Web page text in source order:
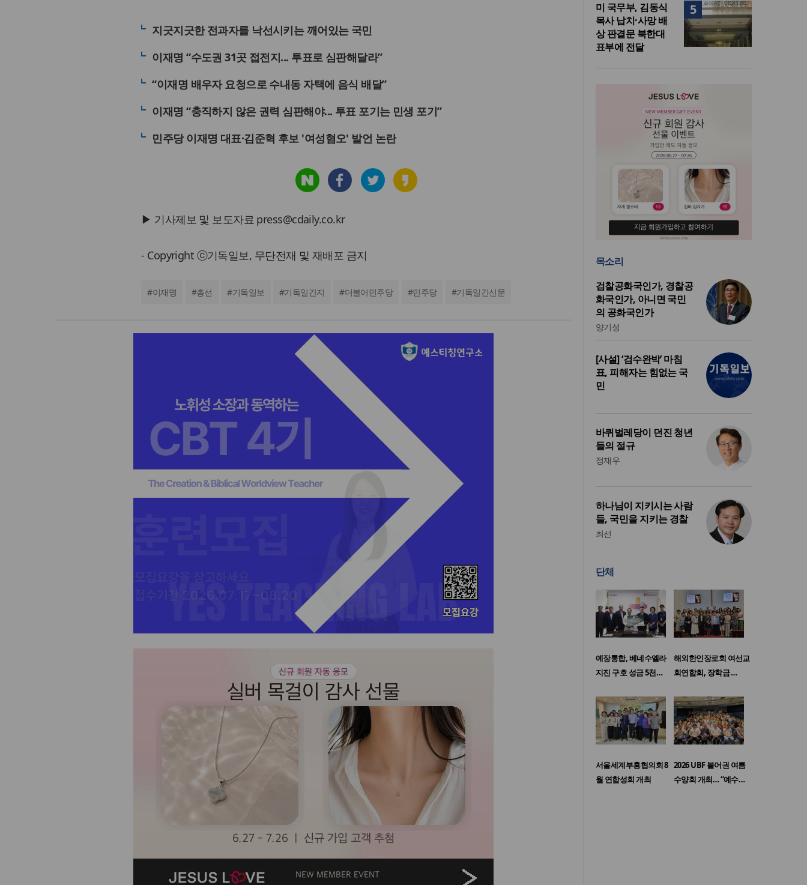
지긋지긋한 전과자를 낙선시키는 깨어있는 국민
이재명 “수도권 31곳 접전지... 투표로 심판해달라”
“이재명 배우자 요청으로 수내동 자택에 음식 배달”
이재명 “충직하지 않은 권력 심판해야... 투표 포기는 민생 포기”
민주당 이재명 대표·김준혁 후보 '여성혐오' 발언 논란
▶ 기사제보 및 보도자료 press@cdaily.co.kr
- Copyright ⓒ기독일보, 무단전재 및 재배포 금지
#이재명 #총선 #기독일보 #기독일간지 #더불어민주당 #민주당 #기독일간신문
5
미 국무부, 김동식
목사 납치·사망 배
상 판결문 북한대
표부에 전달
목소리
검찰공화국인가, 경찰공
화국인가, 아니면 국민
의 공화국인가
양기성
[사설] ‘검수완박’ 마침
표, 피해자는 힘없는 국
민
바퀴벌레당이 던진 청년
들의 절규
정재우
하나님이 지키시는 사람
들, 국민을 지키는 경찰
최선
단체
예장통합, 베네수엘라
지진 구호 성금 5천…
해외한인장로회 여선교
회연합회, 장학금 …
서울세계부흥협의회 8
월 연합성회 개최
2026 UBF 불어권 여름
수양회 개최… “예수…